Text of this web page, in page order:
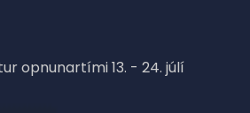
opnunartími 13. - 24. júlí